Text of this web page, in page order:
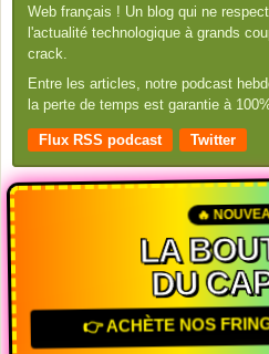
Web français ! Un blog qui ne
l'actualité technologique à grands
crack.
Entre les articles, notre podcast
la perte de temps est garantie à
Flux RSS podcast Twitter
🔥
LA
DU
👉 ACHÈTE NOS